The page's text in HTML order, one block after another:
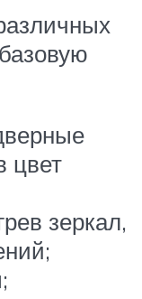
цвет
зеркал,